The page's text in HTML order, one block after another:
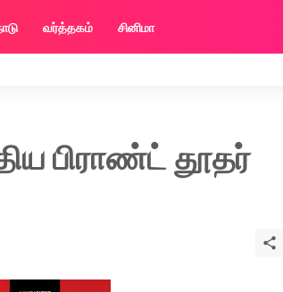
வர்த்தகம் சினிமா
பிராண்ட் தூதர்